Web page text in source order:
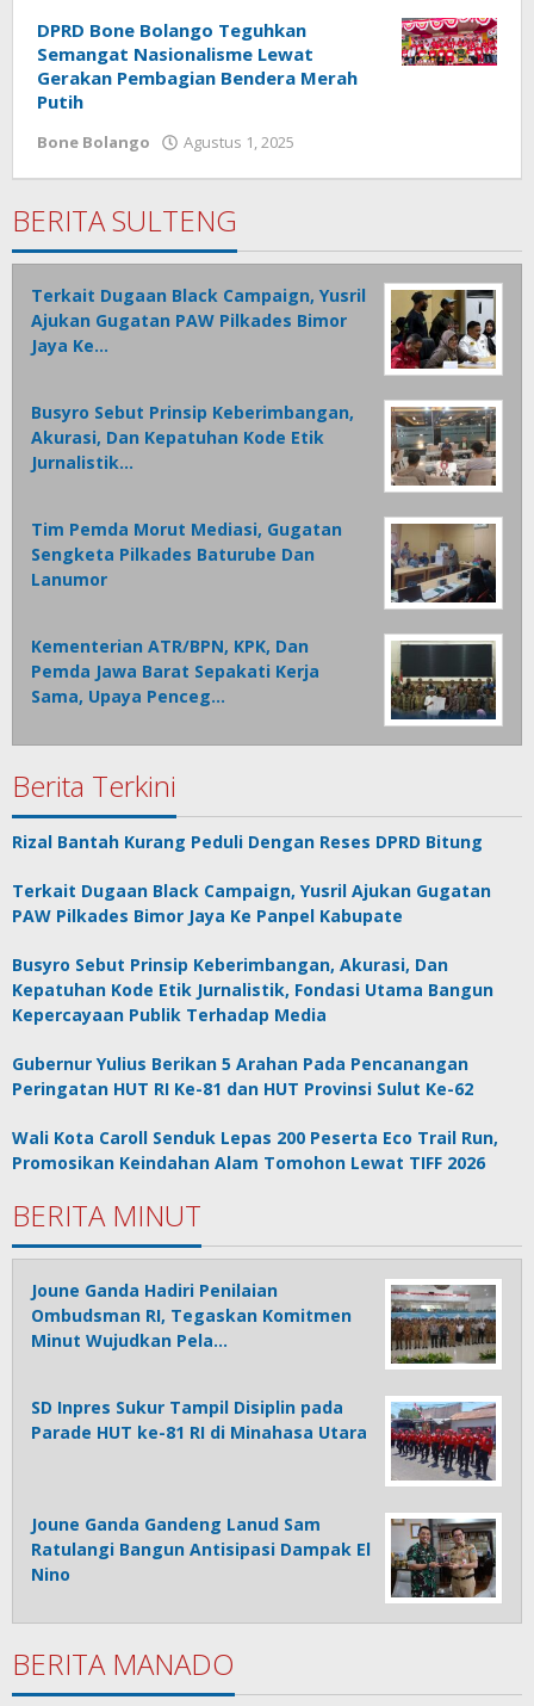
DPRD Bone Bolango Teguhkan
Semangat Nasionalisme Lewat
Gerakan Pembagian Bendera Merah
Putih
Bone Bolango Agustus 1, 2025
BERITA SULTENG
Terkait Dugaan Black Campaign, Yusril
Ajukan Gugatan PAW Pilkades Bimor
Jaya Ke…
Busyro Sebut Prinsip Keberimbangan,
Akurasi, Dan Kepatuhan Kode Etik
Jurnalistik…
Tim Pemda Morut Mediasi, Gugatan
Sengketa Pilkades Baturube Dan
Lanumor
Kementerian ATR/BPN, KPK, Dan
Pemda Jawa Barat Sepakati Kerja
Sama, Upaya Penceg…
Berita Terkini
Rizal Bantah Kurang Peduli Dengan Reses DPRD Bitung
Terkait Dugaan Black Campaign, Yusril Ajukan Gugatan
PAW Pilkades Bimor Jaya Ke Panpel Kabupate
Busyro Sebut Prinsip Keberimbangan, Akurasi, Dan
Kepatuhan Kode Etik Jurnalistik, Fondasi Utama Bangun
Kepercayaan Publik Terhadap Media
Gubernur Yulius Berikan 5 Arahan Pada Pencanangan
Peringatan HUT RI Ke-81 dan HUT Provinsi Sulut Ke-62
Wali Kota Caroll Senduk Lepas 200 Peserta Eco Trail Run,
Promosikan Keindahan Alam Tomohon Lewat TIFF 2026
BERITA MINUT
Joune Ganda Hadiri Penilaian
Ombudsman RI, Tegaskan Komitmen
Minut Wujudkan Pela…
SD Inpres Sukur Tampil Disiplin pada
Parade HUT ke-81 RI di Minahasa Utara
Joune Ganda Gandeng Lanud Sam
Ratulangi Bangun Antisipasi Dampak El
Nino
BERITA MANADO